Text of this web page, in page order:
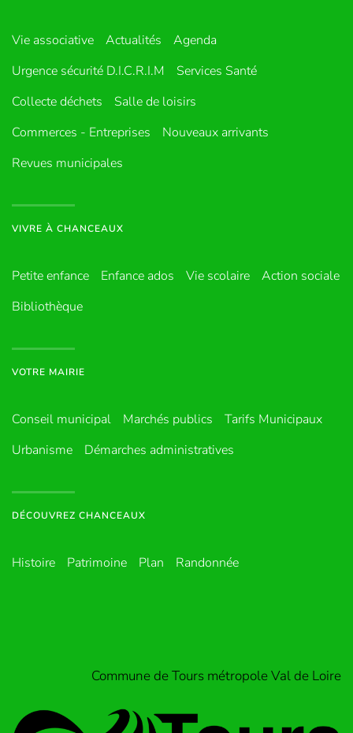
Vie associative Actualités
Agenda
Urgence sécurité D.I.C.R.I.M
Services Santé
Collecte déchets
Salle de loisirs
Commerces - Entreprises
Nouveaux arrivants
Revues municipales
VIVRE À CHANCEAUX
Petite enfance Enfance ados Vie scolaire
Action sociale
Bibliothèque
VOTRE MAIRIE
Conseil municipal Marchés publics
Tarifs Municipaux
Urbanisme
Démarches administratives
DÉCOUVREZ CHANCEAUX
Histoire Patrimoine Plan Randonnée
Commune de Tours métropole Val de Loire